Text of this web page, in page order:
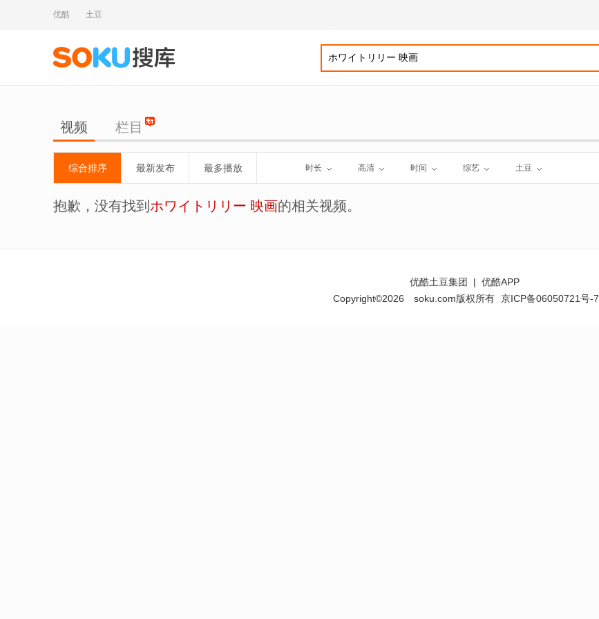
优酷 土豆
视频 栏目
综合排序 最新发布 最多播放 时长 高清 时间 综艺 土豆
抱歉，没有找到 ホワイトリリー 映画的相关视频。
优酷土豆集团 | 优酷APP
Copyright©2026
soku.com版权所有 京ICP备06050721号-7